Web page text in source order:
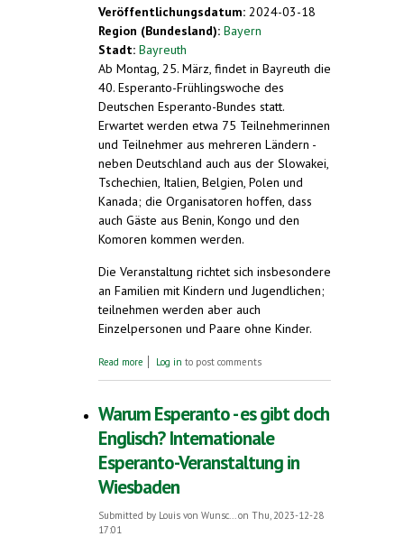
Veröffentlichungsdatum: 2024-03-18
Region (Bundesland): Bayern
Stadt: Bayreuth
Ab Montag, 25. März, findet in Bayreuth die
40. Esperanto-Frühlingswoche des
Deutschen Esperanto-Bundes statt.
Erwartet werden etwa 75 Teilnehmerinnen
und Teilnehmer aus mehreren Ländern -
neben Deutschland auch aus der Slowakei,
Tschechien, Italien, Belgien, Polen und
Kanada; die Organisatoren hoffen, dass
auch Gäste aus Benin, Kongo und den
Komoren kommen werden.
Die Veranstaltung richtet sich insbesondere
an Familien mit Kindern und Jugendlichen;
teilnehmen werden aber auch
Einzelpersonen und Paare ohne Kinder.
Read more about Esperanto-Frühlingswoche in
Log in to post comments
Warum Esperanto - es gibt doch
Englisch? Internationale
Esperanto-Veranstaltung in
Wiesbaden
Submitted by Louis von Wunsc...on Thu, 2023-12-28
17:01